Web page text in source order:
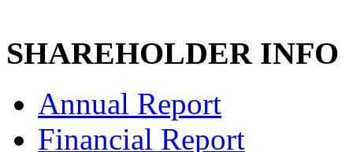
SHAREHOLDER INFO
Annual Report
Financial Report